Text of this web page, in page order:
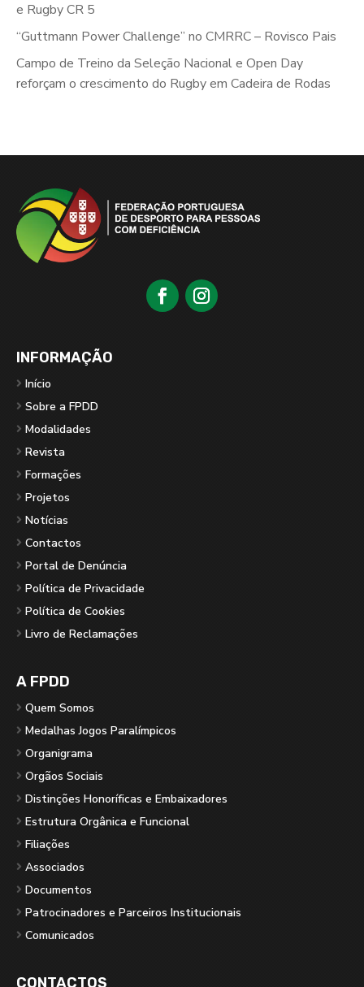
e Rugby CR 5
“Guttmann Power Challenge” no CMRRC – Rovisco Pais
Campo de Treino da Seleção Nacional e Open Day
reforçam o crescimento do Rugby em Cadeira de Rodas
INFORMAÇÃO
Início
Sobre a FPDD
Modalidades
Revista
Formações
Projetos
Notícias
Contactos
Portal de Denúncia
Política de Privacidade
Política de Cookies
Livro de Reclamações
A FPDD
Quem Somos
Medalhas Jogos Paralímpicos
Organigrama
Orgãos Sociais
Distinções Honoríficas e Embaixadores
Estrutura Orgânica e Funcional
Filiações
Associados
Documentos
Patrocinadores e Parceiros Institucionais
Comunicados
CONTACTOS